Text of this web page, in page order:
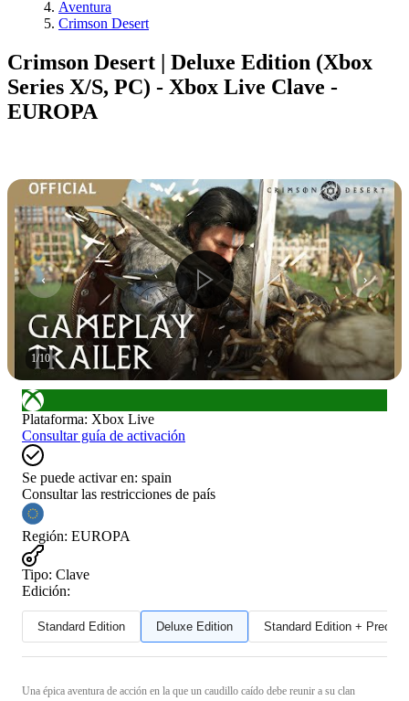
Aventura
Crimson Desert
Crimson Desert | Deluxe Edition (Xbox
Series X/S, PC) - Xbox Live Clave -
EUROPA
1/10
Plataforma: Xbox Live
Consultar guía de activación
Se puede activar en: spain
Consultar las restricciones de país
Región: EUROPA
Tipo: Clave
Edición:
Standard Edition Deluxe Edition Standard Edition +
Una épica aventura de acción en la que un caudillo caído debe reunir a su clan